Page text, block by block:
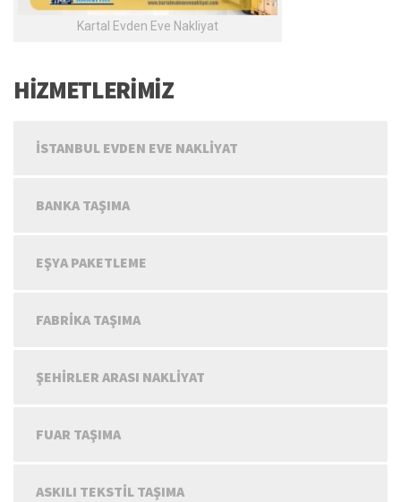
Kartal Evden Eve Nakliyat
HİZMETLERİMİZ
İSTANBUL EVDEN EVE NAKLIYAT
BANKA TAŞIMA
EŞYA PAKETLEME
FABRIKA TAŞIMA
ŞEHIRLER ARASI NAKLIYAT
FUAR TAŞIMA
ASKILI TEKSTIL TAŞIMA